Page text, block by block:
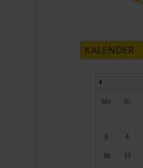
KALENDER
Mo Di
3
4
10 11